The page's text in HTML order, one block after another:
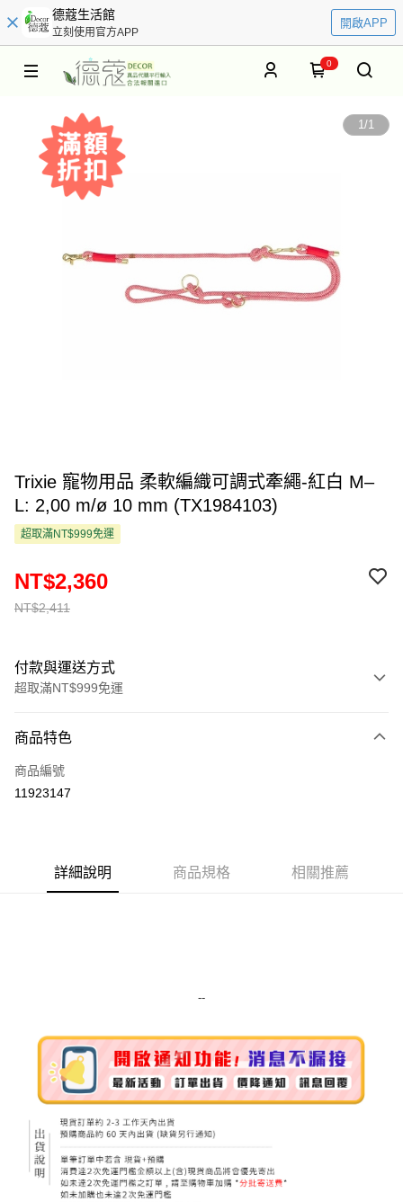
德蔻生活館
立刻使用官方APP
開啟APP
0
1/1
Trixie 寵物用品 柔軟編織可調式牽繩-紅白 M–
L: 2,00 m/ø 10 mm (TX1984103)
超取滿NT$999免運
NT$2,411
NT$2,360
付款與運送方式
超取滿NT$999免運
信用卡一次付款
超商取貨付款
街口支付
全家取貨付款
每筆NT$80，滿NT$999(含以上)免運費
每筆NT$80，滿NT$999(含以上)免運費
7-11取貨付款
每筆NT$80，滿NT$999(含以上)免運費
商品特色
商品編號
11923147
詳細說明 商品規格 相關推薦
--